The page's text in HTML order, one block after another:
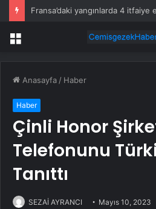
Fransa’daki yangınlarda 4 itfaiye
Menü
Anasayfa / Haber
Haber
Çinli Honor
Telefonunu
Tanıttı
SEZAİ AYRANCI Mayıs 10, 2023